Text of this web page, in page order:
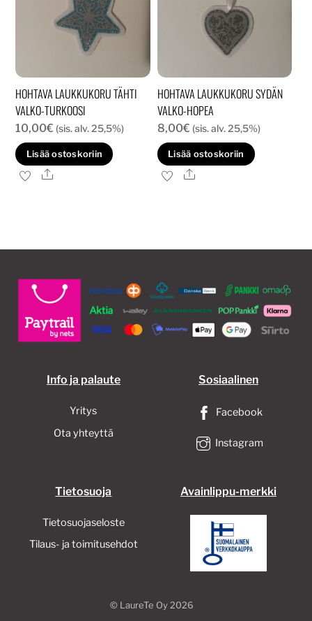
HOHTAVA LAUKKUKORU TÄHTI
VALKO-TURKOOSI
10,00€ (sis. alv. 25,5%)
Lisää ostoskoriin
Ale
HOHTAVA LAUKKUKORU SYDÄN
VALKO-HOPEA
8,00€ (sis. alv. 25,5%)
Lisää ostoskoriin
Ale
Info ja palaute
Yritys
Ota yhteyttä
Sosiaalinen
Facebook
Instagram
Tietosuoja
Tietosuojaseloste
Tilaus- ja toimitusehdot
Avainlippu-merkki
© LaureTe Oy2026